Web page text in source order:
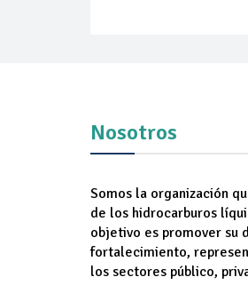
Nosotros
Somos la organización
de los hidrocarburos
objetivo es promover su
fortalecimiento,
los sectores público,